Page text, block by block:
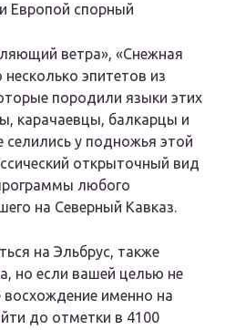
Европой спорный
ветра», «Снежная
несколько эпитетов из
породили языки этих
карачаевцы, балкарцы и
селились у подножья этой
открыточный вид
любого
на Северный Кавказ.
на Эльбрус, также
но если вашей целью не
восхождение именно на
до отметки в 4100